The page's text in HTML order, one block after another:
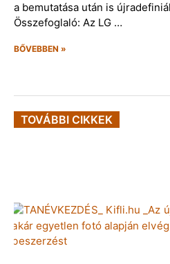
a bemutatása után is
Összefoglaló: Az LG …
BŐVEBBEN »
TOVÁBBI CIKKEK